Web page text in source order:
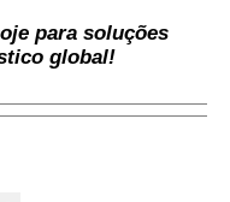
para soluções
global!